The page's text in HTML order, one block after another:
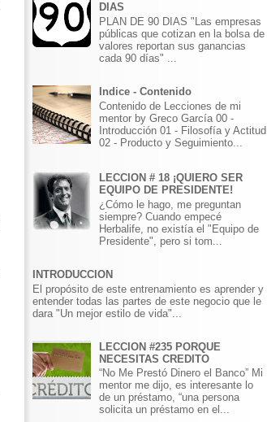
DIAS
PLAN DE 90 DIAS "Las empresas
públicas que cotizan en la bolsa de
valores reportan sus ganancias
cada 90 días" ...
Indice - Contenido
Contenido de Lecciones de mi
mentor by Greco García 00 -
Introducción 01 - Filosofía y Actitud
02 - Producto y Seguimiento...
LECCION # 18 ¡QUIERO SER
EQUIPO DE PRESIDENTE!
¿Cómo le hago, me preguntan
siempre? Cuando empecé
Herbalife, no existía el "Equipo de
Presidente", pero si tom...
INTRODUCCION
El propósito de este entrenamiento es aprender y
entender todas las partes de este negocio que le
dara "Un mejor estilo de vida"...
LECCION #235 PORQUE
NECESITAS CREDITO
“No Me Prestó Dinero el Banco” Mi
mentor me dijo, es interesante lo
de un préstamo, “una persona
solicita un préstamo en el...